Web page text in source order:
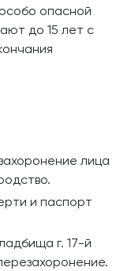
опасной
до 15 лет с
лица
и паспорт
г. 17-й